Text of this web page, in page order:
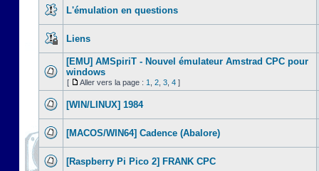
L'émulation en questions
Liens
[EMU] AMSpiriT - Nouvel émulateur Amstrad CPC pour
windows
[ Aller vers la page : 1 2 3 4 ]
[WIN/LINUX] 1984
[MACOS/WIN64] Cadence (Abalore)
[Raspberry Pi Pico 2] FRANK CPC